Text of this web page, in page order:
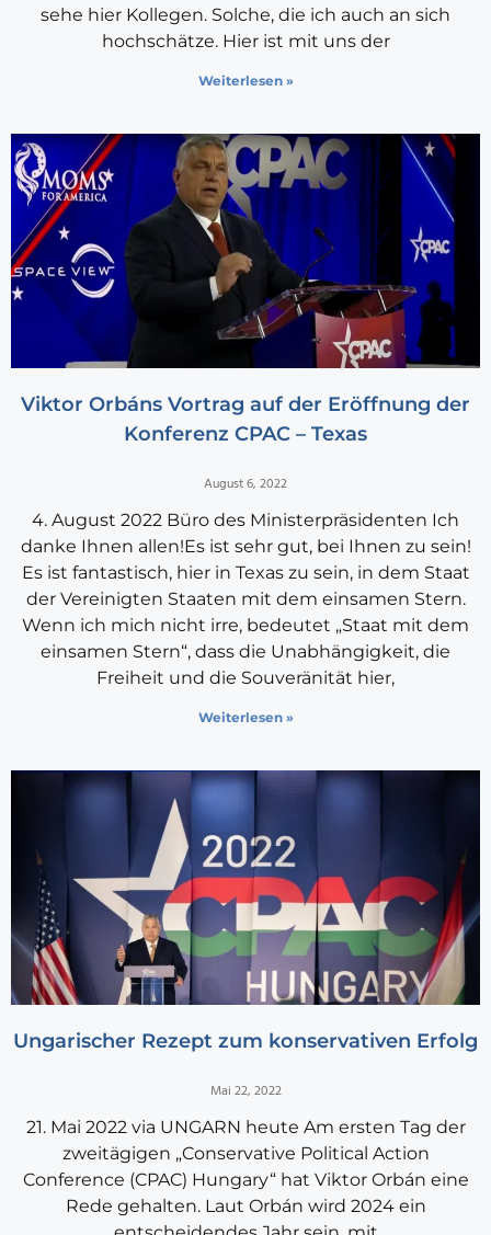
sehe hier Kollegen. Solche, die ich auch an sich
hochschätze. Hier ist mit uns der
Weiterlesen »
Viktor Orbáns Vortrag auf der Eröffnung der
Konferenz CPAC – Texas
August 6, 2022
4. August 2022 Büro des Ministerpräsidenten Ich
danke Ihnen allen!Es ist sehr gut, bei Ihnen zu sein!
Es ist fantastisch, hier in Texas zu sein, in dem Staat
der Vereinigten Staaten mit dem einsamen Stern.
Wenn ich mich nicht irre, bedeutet „Staat mit dem
einsamen Stern“, dass die Unabhängigkeit, die
Freiheit und die Souveränität hier,
Weiterlesen »
Ungarischer Rezept zum konservativen Erfolg
Mai 22, 2022
21. Mai 2022 via UNGARN heute Am ersten Tag der
zweitägigen „Conservative Political Action
Conference (CPAC) Hungary“ hat Viktor Orbán eine
Rede gehalten. Laut Orbán wird 2024 ein